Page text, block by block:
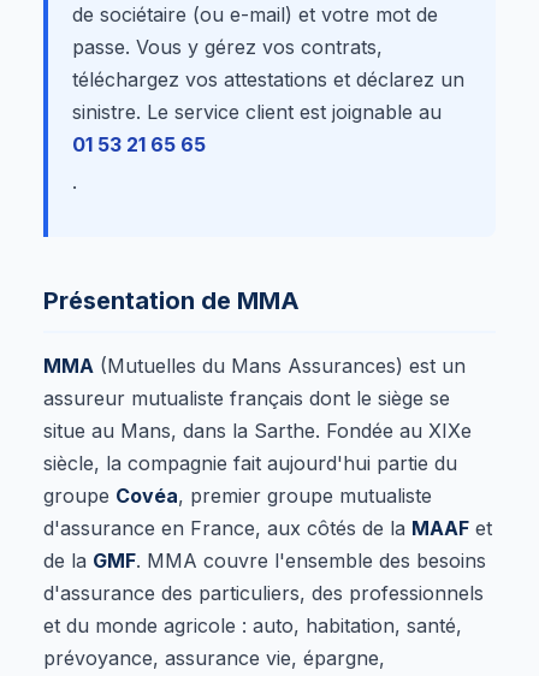
de sociétaire (ou e-mail) et votre mot de
passe. Vous y gérez vos contrats,
téléchargez vos attestations et déclarez un
sinistre. Le service client est joignable au
01 53 21 65 65
.
Présentation de MMA
MMA (Mutuelles du Mans Assurances) est un
assureur mutualiste français dont le siège se
situe au Mans, dans la Sarthe. Fondée au XIXe
siècle, la compagnie fait aujourd'hui partie du
groupe Covéa, premier groupe mutualiste
d'assurance en France, aux côtés de la MAAF et
de la GMF. MMA couvre l'ensemble des besoins
d'assurance des particuliers, des professionnels
et du monde agricole : auto, habitation, santé,
prévoyance, assurance vie, épargne,